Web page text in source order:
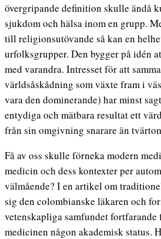
övergripande definition skulle ändå
sjukdom och hälsa inom en grupp.
till religionsutövande så kan en
urfolksgrupper. Den bygger på idén
med varandra. Intresset för att
världsåskådning som växte fram i
vara den dominerande) har minst
entydiga och mätbara resultat ett
från sin omgivning snarare än
Få av oss skulle förneka modern
medicin och dess kontexter per
välmående? I en artikel om
sig den colombianske läkaren och
vetenskapliga samfundet
medicinen någon akademisk status.